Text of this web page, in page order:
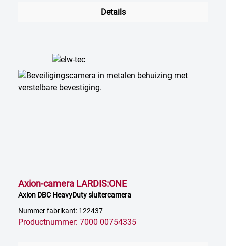
Details
Axion-camera LARDIS:ONE
Axion DBC HeavyDuty sluitercamera
Nummer fabrikant: 122437
Productnummer: 7000 00754335